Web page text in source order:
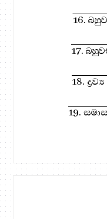
16.
17.
18.
19.